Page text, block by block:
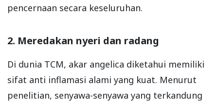
pencernaan secara keseluruhan.
2. Meredakan nyeri dan radang
Di dunia TCM, akar angelica diketahui memiliki
sifat anti inflamasi alami yang kuat. Menurut
penelitian, senyawa-senyawa yang terkandung